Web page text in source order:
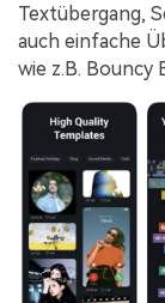
Textübergang,
auch einfache
wie z.B. Bouncy